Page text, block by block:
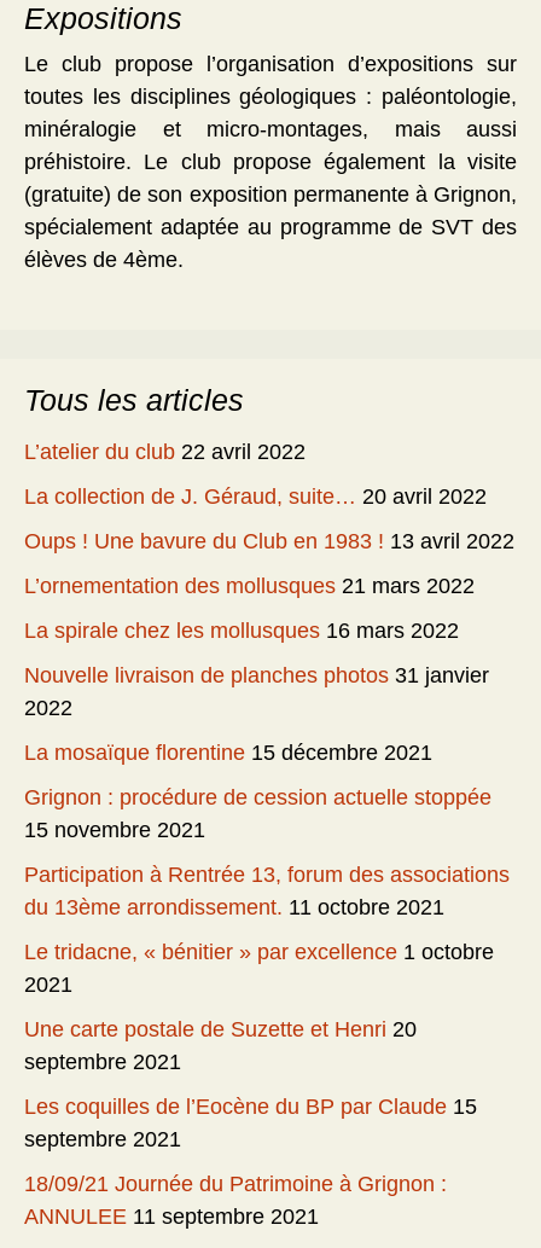
Expositions
Le club propose l’organisation d’expositions sur
toutes les disciplines géologiques : paléontologie,
minéralogie et micro-montages, mais aussi
préhistoire. Le club propose également la visite
(gratuite) de son exposition permanente à Grignon,
spécialement adaptée au programme de SVT des
élèves de 4ème.
Tous les articles
L’atelier du club 22 avril 2022
La collection de J. Géraud, suite… 20 avril 2022
Oups ! Une bavure du Club en 1983 ! 13 avril 2022
L’ornementation des mollusques 21 mars 2022
La spirale chez les mollusques 16 mars 2022
Nouvelle livraison de planches photos 31 janvier
2022
La mosaïque florentine 15 décembre 2021
Grignon : procédure de cession actuelle stoppée
15 novembre 2021
Participation à Rentrée 13, forum des associations
du 13ème arrondissement. 11 octobre 2021
Le tridacne, « bénitier » par excellence 1 octobre
2021
Une carte postale de Suzette et Henri 20
septembre 2021
Les coquilles de l’Eocène du BP par Claude 15
septembre 2021
18/09/21 Journée du Patrimoine à Grignon :
ANNULEE 11 septembre 2021